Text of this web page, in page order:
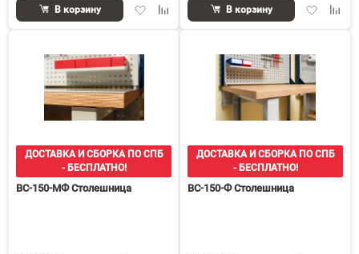
ДобавитьДобавить
В корзину
Добавить
В корзину
ДОСТАВКА И СБОРКА ПО СПБ
- БЕСПЛАТНО!
ВС-150-МФ Столешница
ДОСТАВКА И СБОРКА ПО СПБ
- БЕСПЛАТНО!
ВС-150-Ф Столешница